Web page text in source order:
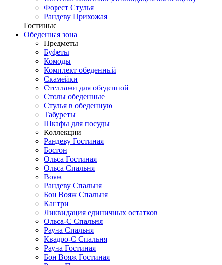
Форест Стулья
Рандеву Прихожая
Гостиные
Обеденная зона
Предметы
Буфеты
Комоды
Комплект обеденный
Скамейки
Стеллажи для обеденной
Столы обеденные
Стулья в обеденную
Табуреты
Шкафы для посуды
Коллекции
Рандеву Гостиная
Бостон
Ольса Гостиная
Ольса Спальня
Вояж
Рандеву Спальня
Бон Вояж Спальня
Кантри
Ликвидация единичных остатков
Ольса-С Спальня
Рауна Спальня
Квадро-С Спальня
Рауна Гостиная
Бон Вояж Гостиная